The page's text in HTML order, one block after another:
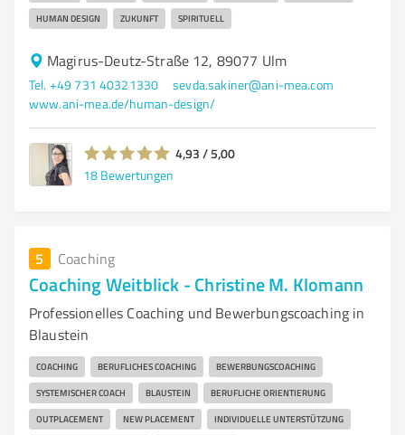
HUMAN DESIGN ZUKUNFT SPIRITUELL
Magirus-Deutz-Straße 12, 89077 Ulm
Tel. +49 731 40321330
sevda.sakiner@ani-mea.com
www.ani-mea.de/human-design/
4,93 / 5,00
18 Bewertungen
5 Coaching
Coaching Weitblick - Christine M. Klomann
Professionelles Coaching und Bewerbungscoaching in
Blaustein
COACHING BERUFLICHES COACHING BEWERBUNGSCOACHING
SYSTEMISCHER COACH BLAUSTEIN BERUFLICHE ORIENTIERUNG
OUTPLACEMENT NEW PLACEMENT INDIVIDUELLE UNTERSTÜTZUNG